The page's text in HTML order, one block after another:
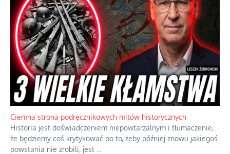
Ciemna strona podręcznikowych mitów historycznych
Historia jest doświadczeniem niepowtarzalnym i tłumaczenie,
że będziemy coś krytykować po to, żeby później znowu jakiegoś
powstania nie zrobili, jest